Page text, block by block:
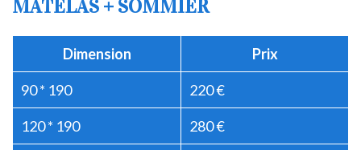
MATELAS + SOMMIER
Dimension Prix
90 * 190 220 €
120 * 190 280 €